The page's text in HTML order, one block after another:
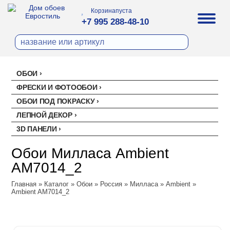
Корзинапуста
+7 995 288-48-10
ОБОИ
Все обои
Палитра
Палитра
Erismann
Erismann
Артекс
Ateliero
Милласа
Ambient
Ambient Vol.2
Ambient Vol.3
ФРЕСКИ И ФОТООБОИ
ОБОИ ПОД ПОКРАСКУ
Стеклохолст малярный
Ремонтный флизелин
ЛЕПНОЙ ДЕКОР
Перфект
3D ПАНЕЛИ
Панели под покраску
Цветные панели
Обои Милласа Ambient
AM7014_2
Главная » Каталог »Обои » Россия » Милласа»Ambient »
Ambient AM7014_2